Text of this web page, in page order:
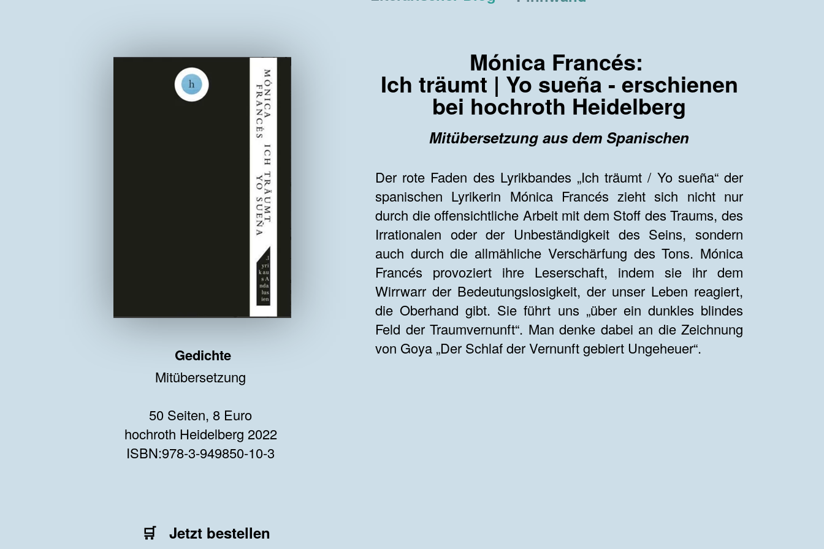
Gedichte
Mitübersetzung
50 Seiten, 8 Euro
hochroth Heidelberg 2022
ISBN:978-3-949850-10-3
Mónica Francés:
Ich träumt | Yo sueña - erschienen
bei hochroth Heidelberg
Mitübersetzung aus dem Spanischen
Der rote Faden des Lyrikbandes „Ich träumt / Yo sueña“ der
spanischen Lyrikerin Mónica Francés zieht sich nicht nur
durch die offensichtliche Arbeit mit dem Stoff des Traums, des
Irrationalen oder der Unbeständigkeit des Seins, sondern
auch durch die allmähliche Verschärfung des Tons. Mónica
Francés provoziert ihre Leserschaft, indem sie ihr dem
Wirrwarr der Bedeutungslosigkeit, der unser Leben reagiert,
die Oberhand gibt. Sie führt uns „über ein dunkles blindes
Feld der Traumvernunft“. Man denke dabei an die Zeichnung
von Goya „Der Schlaf der Vernunft gebiert Ungeheuer“.
🛒Jetzt bestellen